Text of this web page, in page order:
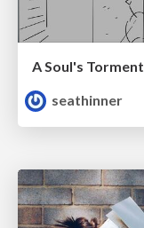
A Soul's Torment
seathinner